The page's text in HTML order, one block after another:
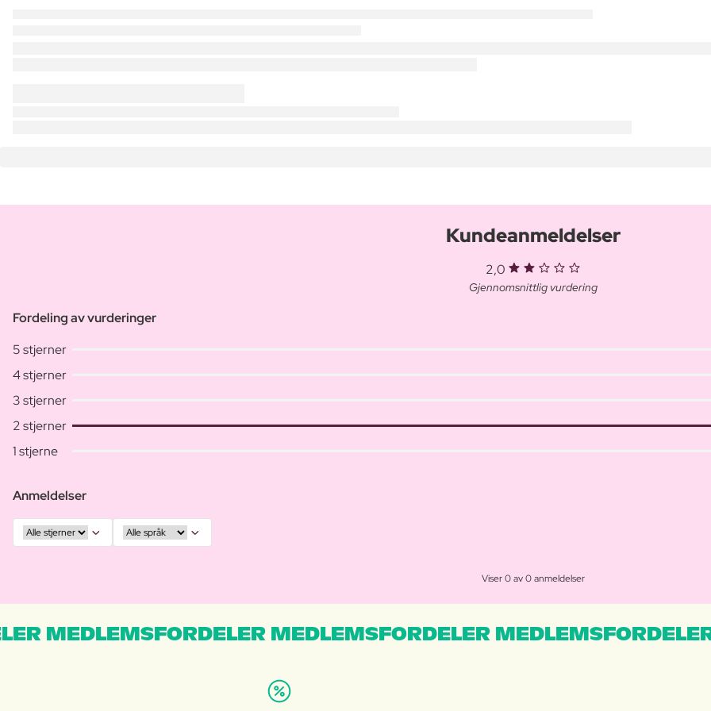
Kundeanmeldelser
2,0
Gjennomsnittlig vurdering
Fordeling av vurderinger
5 stjerner
4 stjerner
3 stjerner
2 stjerner
1 stjerne
Anmeldelser
Viser 0 av 0 anmeldelser
MEDLEMSFORDELER MEDLEMSFORDELER